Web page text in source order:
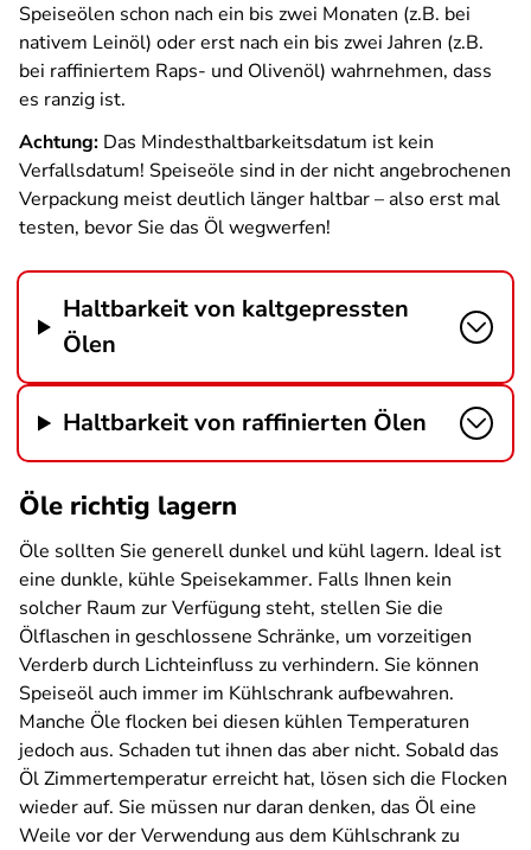
Speiseölen schon nach ein bis zwei Monaten (z.B. bei
nativem Leinöl) oder erst nach ein bis zwei Jahren (z.B.
bei raffiniertem Raps- und Olivenöl) wahrnehmen, dass
es ranzig ist.
Achtung: Das Mindesthaltbarkeitsdatum ist kein
Verfallsdatum! Speiseöle sind in der nicht angebrochenen
Verpackung meist deutlich länger haltbar – also erst mal
testen, bevor Sie das Öl wegwerfen!
Haltbarkeit von kaltgepressten
Ölen
Haltbarkeit von raffinierten Ölen
Öle richtig lagern
Öle sollten Sie generell dunkel und kühl lagern. Ideal ist
eine dunkle, kühle Speisekammer. Falls Ihnen kein
solcher Raum zur Verfügung steht, stellen Sie die
Ölflaschen in geschlossene Schränke, um vorzeitigen
Verderb durch Lichteinfluss zu verhindern. Sie können
Speiseöl auch immer im Kühlschrank aufbewahren.
Manche Öle flocken bei diesen kühlen Temperaturen
jedoch aus. Schaden tut ihnen das aber nicht. Sobald das
Öl Zimmertemperatur erreicht hat, lösen sich die Flocken
wieder auf. Sie müssen nur daran denken, das Öl eine
Weile vor der Verwendung aus dem Kühlschrank zu